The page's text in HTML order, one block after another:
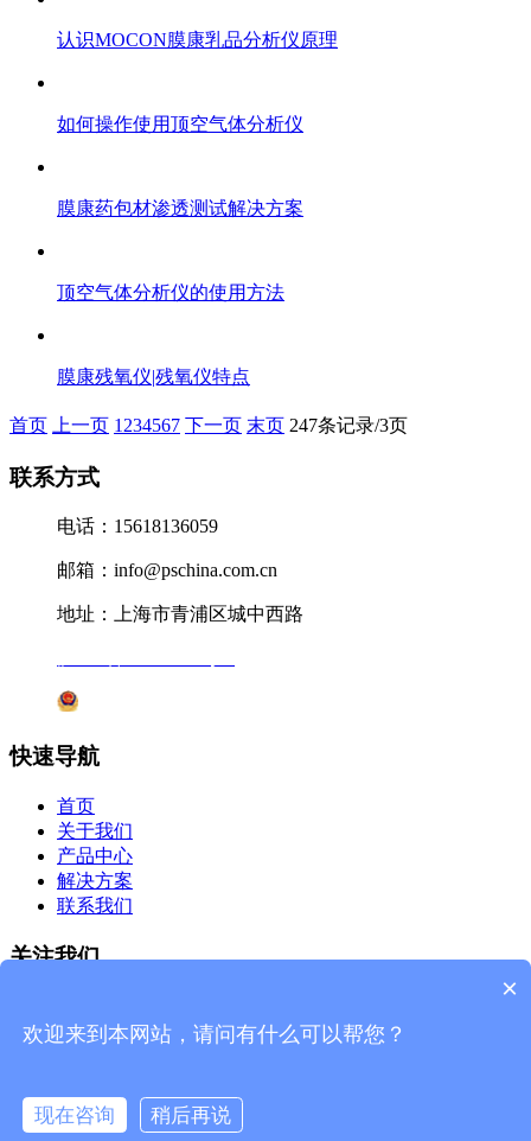
认识MOCON膜康乳品分析仪原理
如何操作使用顶空气体分析仪
膜康药包材渗透测试解决方案
顶空气体分析仪的使用方法
膜康残氧仪|残氧仪特点
首页 上一页 1 234567 下一页 末页 247条记录/3页
联系方式
电话：15618136059
邮箱：info@pschina.com.cn
地址：上海市青浦区城中西路
快速导航
首页
关于我们
产品中心
解决方案
联系我们
关注我们
©2019 上海杰星生物科技有限公司 版权所有
×
欢迎来到本网站，请问有什么可以帮您？
现在咨询 稍后再说